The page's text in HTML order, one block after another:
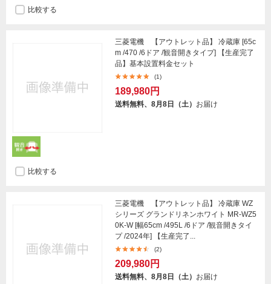
比較する
三菱電機 【アウトレット品】 冷蔵庫 [65c
m /470 /6ドア /観音開きタイプ] 【生産完了
品】基本設置料金セット
(1)
189,980円
送料無料、8月8日（土） お届け
比較する
三菱電機 【アウトレット品】 冷蔵庫 WZ
シリーズ グランドリネンホワイト MR-WZ5
0K-W [幅65cm /495L /6ドア /観音開きタイ
プ /2024年] 【生産完了...
(2)
209,980円
送料無料、8月8日（土） お届け